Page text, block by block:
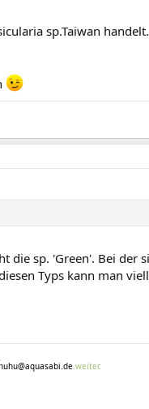
sp.Taiwan handelt.
die sp. 'Green'. Bei
Typs kann man
weiter.